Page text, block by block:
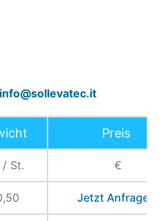
info@sollevatec.it
Preis
/ St. €
Jetzt Anfragen